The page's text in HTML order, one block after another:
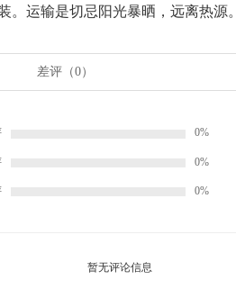
。运输是切忌阳光暴晒，远离热源。
差评（0）
0%
0%
0%
暂无评论信息